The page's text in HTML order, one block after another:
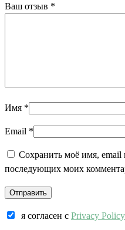
Ваш отзыв *
Имя *
Email *
Сохранить моё имя, email
последующих моих
я согласен c Privacy Policy